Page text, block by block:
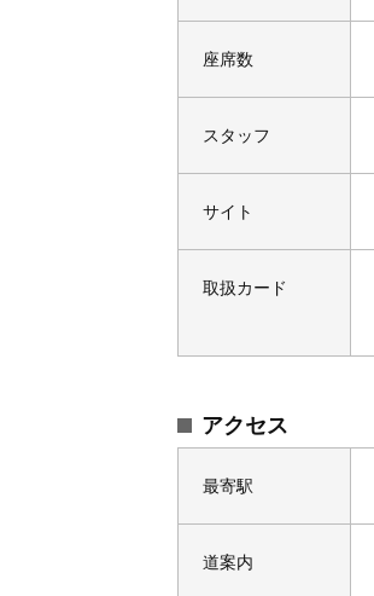
座席数
スタッフ
サイト
取扱カード
アクセス
最寄駅
道案内